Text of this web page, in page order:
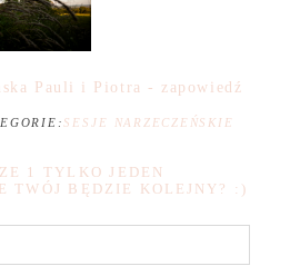
Pauli i Piotra - zapowiedź
SESJE NARZECZEŃSKIE
1 TYLKO JEDEN
TWÓJ BĘDZIE KOLEJNY? :)